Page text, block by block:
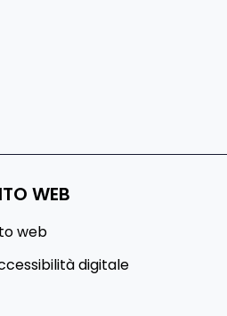
WEB
web
digitale